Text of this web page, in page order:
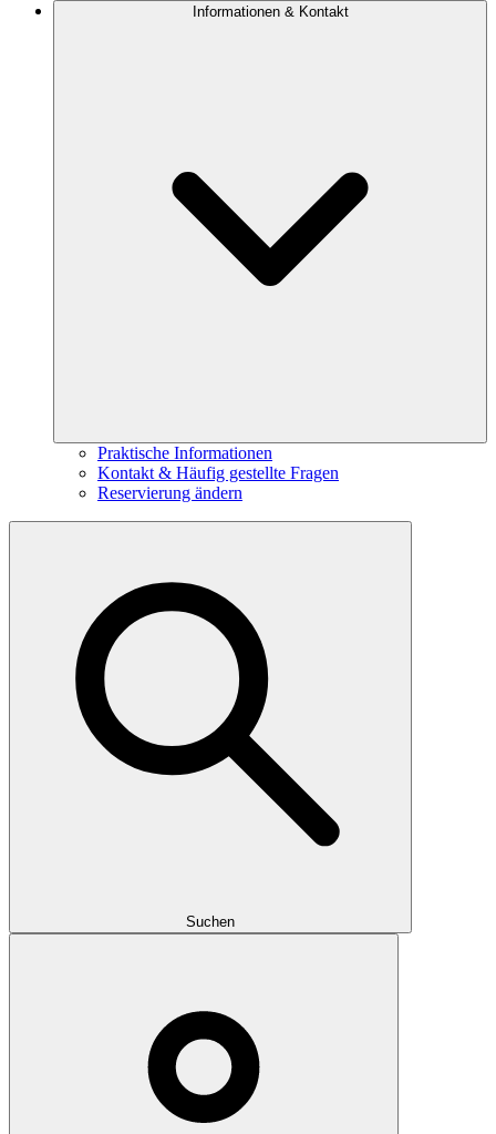
Informationen & Kontakt
Praktische Informationen
Kontakt & Häufig gestellte Fragen
Reservierung ändern
Suchen